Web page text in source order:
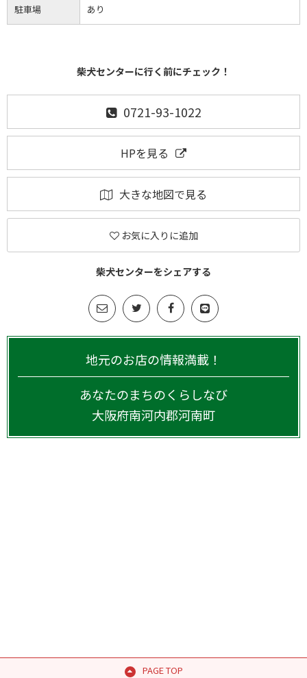
駐車場 あり
柴犬センターに行く前にチェック！
0721-93-1022
HPを見る
大きな地図で見る
お気に入りに追加
柴犬センターをシェアする
地元のお店の情報満載！
あなたのまちのくらしなび
大阪府南河内郡河南町
PAGE TOP